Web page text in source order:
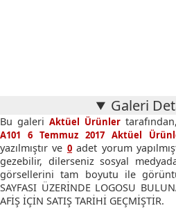
Galeri
Bu galeriAktüel Ürünler
A101 6 Temmuz 2017 Aktüel
yazılmıştır ve 0adet yorum
gezebilir, dilerseniz sosyal
görsellerini tam boyutu ile
SAYFASI ÜZERİNDE LOGOSU
AFİŞ İÇİN SATIŞ TARİHİ GEÇMİŞTİR.